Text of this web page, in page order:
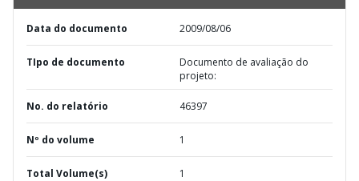
Data do documento 2009/08/06
TIpo de documento
Documento de avaliação do
projeto:
No. do relatório 46397
Nº do volume 1
Total Volume(s) 1